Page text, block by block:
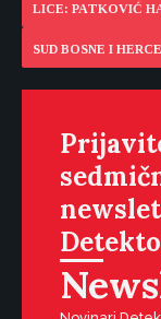
LICE: PATKOVIĆ
SUD BOSNE I